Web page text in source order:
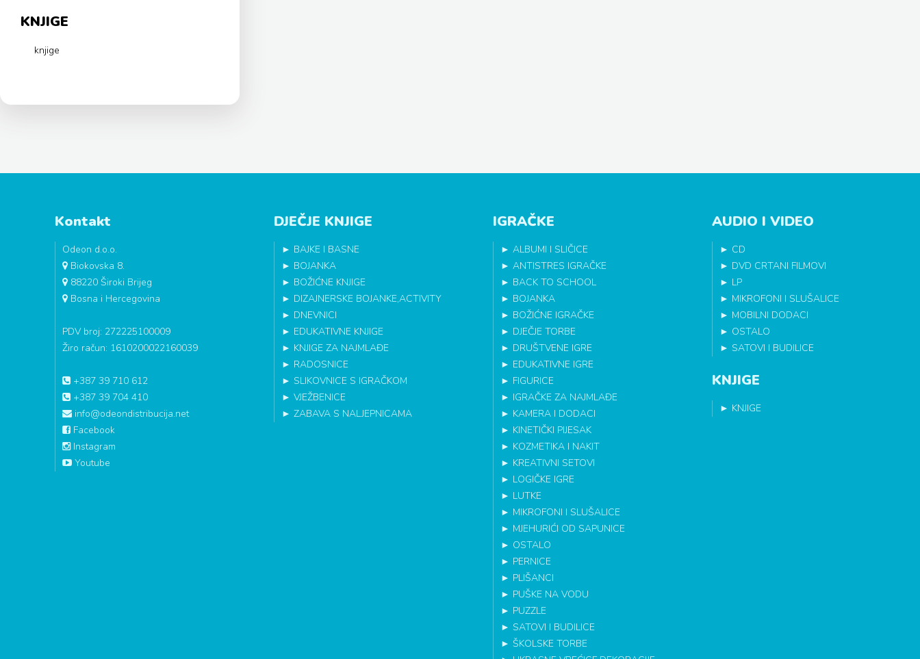
KNJIGE
knjige
Kontakt
Odeon d.o.o.
Biokovska 8.
88220 Široki Brijeg
Bosna i Hercegovina
PDV broj: 272225100009
Žiro račun: 1610200022160039
+387 39 710 612
+387 39 704 410
info@odeondistribucija.net
Facebook
Instagram
Youtube
DJEČJE KNJIGE
► BAJKE I BASNE
► BOJANKA
► BOŽIĆNE KNJIGE
► DIZAJNERSKE BOJANKE,ACTIVITY
► DNEVNICI
► EDUKATIVNE KNJIGE
► KNJIGE ZA NAJMLAĐE
► RADOSNICE
► SLIKOVNICE S IGRAČKOM
► VJEŽBENICE
► ZABAVA S NALJEPNICAMA
IGRAČKE
► ALBUMI I SLIČICE
► ANTISTRES IGRAČKE
► BACK TO SCHOOL
► BOJANKA
► BOŽIĆNE IGRAČKE
► DJEČJE TORBE
► DRUŠTVENE IGRE
► EDUKATIVNE IGRE
► FIGURICE
► IGRAČKE ZA NAJMLAĐE
► KAMERA I DODACI
► KINETIČKI PIJESAK
► KOZMETIKA I NAKIT
► KREATIVNI SETOVI
► LOGIČKE IGRE
► LUTKE
► MIKROFONI I SLUŠALICE
► MJEHURIĆI OD SAPUNICE
► OSTALO
► PERNICE
► PLIŠANCI
► PUŠKE NA VODU
► PUZZLE
► SATOVI I BUDILICE
► ŠKOLSKE TORBE
AUDIO I VIDEO
► CD
► DVD CRTANI FILMOVI
► LP
► MIKROFONI I SLUŠALICE
► MOBILNI DODACI
► OSTALO
► SATOVI I BUDILICE
KNJIGE
► KNJIGE